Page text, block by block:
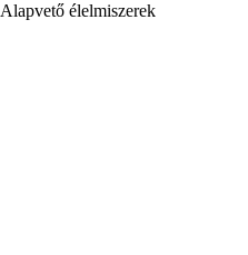
Alapvető élelmiszerek